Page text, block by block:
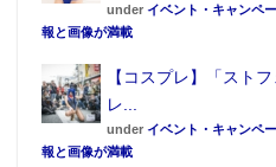
under イベント・キャンペ
報と画像が満載
【コスプレ】「スト
レ...
under イベント・キャンペ
報と画像が満載